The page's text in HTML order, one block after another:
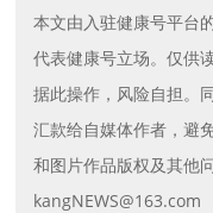
本文由入驻健康号平台
代表健康号立场。仅供
据此操作，风险自担。
汇款给自媒体作者，避
和图片作品版权及其他
kangNEWS@163.com